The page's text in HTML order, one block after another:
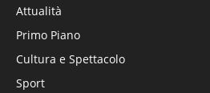
Attualità
Primo Piano
Cultura e Spettacolo
Sport